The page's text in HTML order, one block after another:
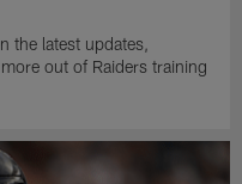
the latest updates,
out of Raiders training